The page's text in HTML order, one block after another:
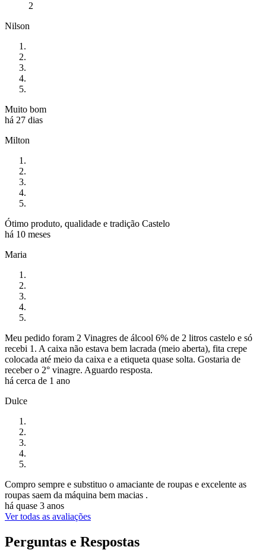
2
Nilson
Muito bom
há 27 dias
Milton
Ótimo produto, qualidade e tradição Castelo
há 10 meses
Maria
Meu pedido foram 2 Vinagres de álcool 6% de 2 litros castelo e só
recebi 1. A caixa não estava bem lacrada (meio aberta), fita crepe
colocada até meio da caixa e a etiqueta quase solta. Gostaria de
receber o 2° vinagre. Aguardo resposta.
há cerca de 1 ano
Dulce
Compro sempre e substituo o amaciante de roupas e excelente as
roupas saem da máquina bem macias .
há quase 3 anos
Ver todas as avaliações
Perguntas e Respostas